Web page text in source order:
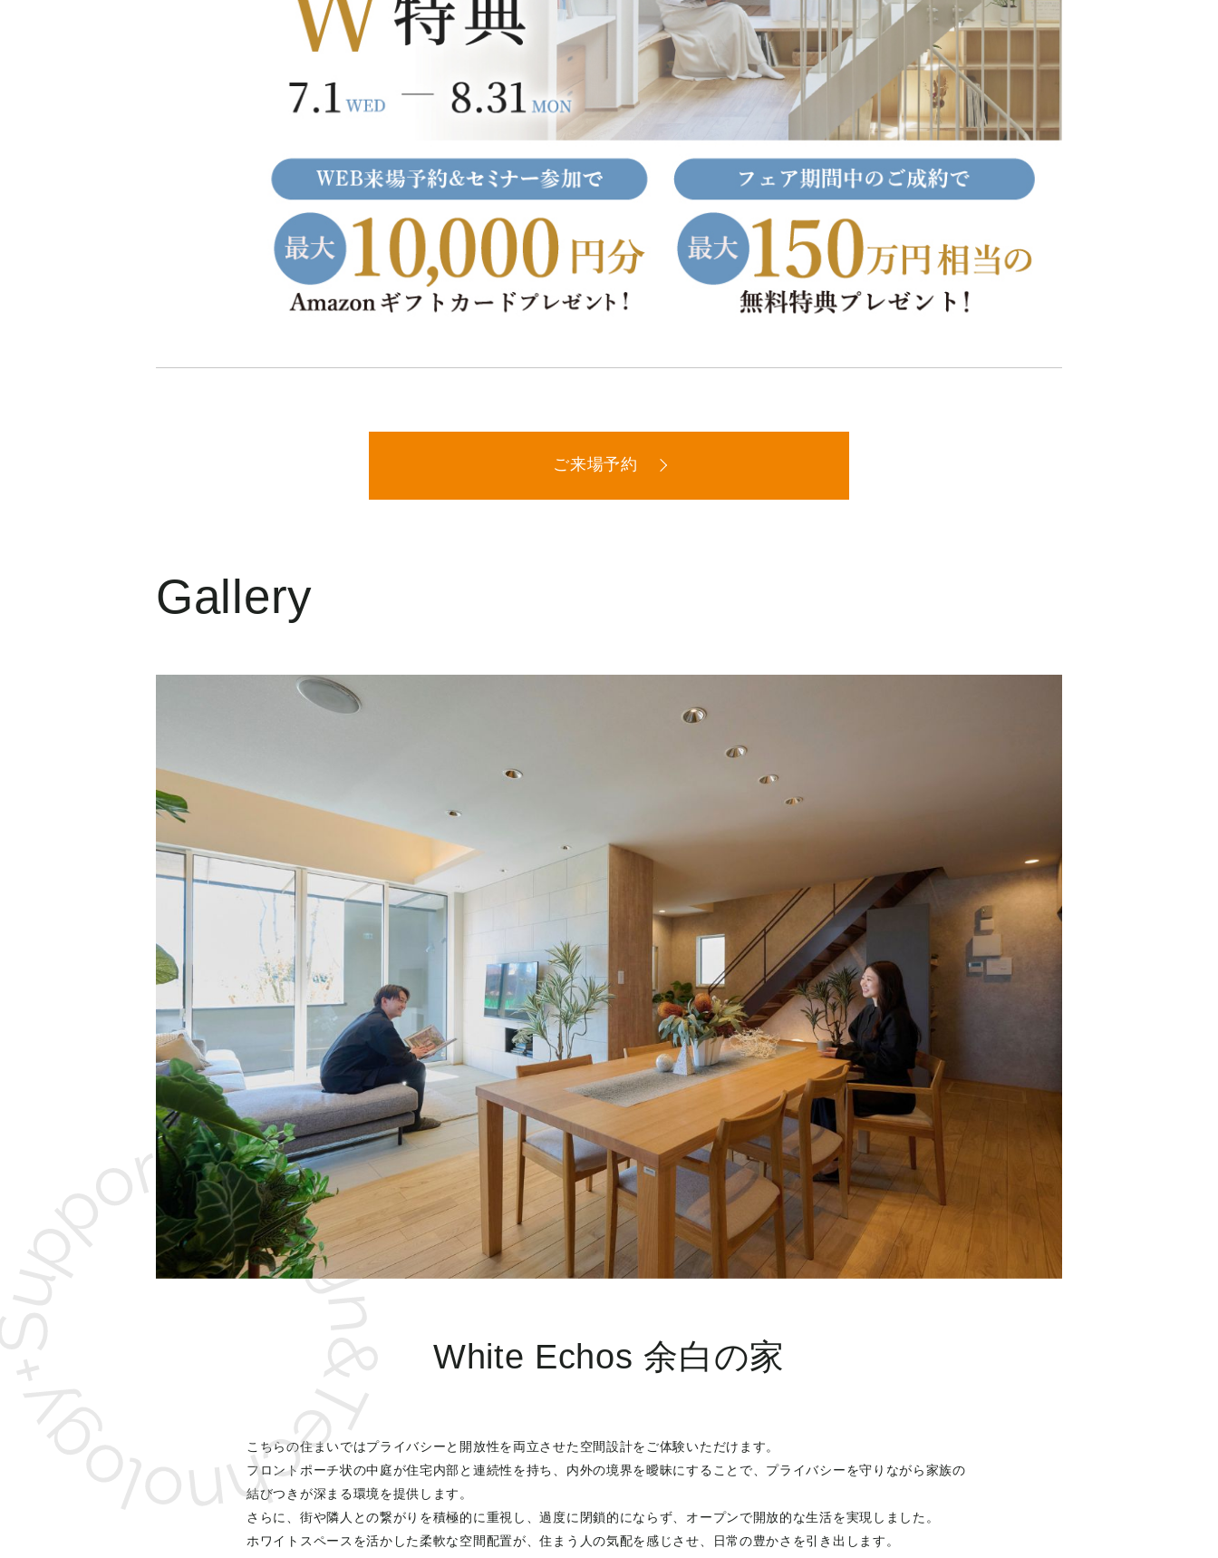
ご来場予約
Gallery
White Echos 余白の家
こちらの住まいではプライバシーと開放性を両立させた空間設計をご体験いただけます。
フロントポーチ状の中庭が住宅内部と連続性を持ち、内外の境界を曖昧にすることで、プライバシーを守りながら家族の
結びつきが深まる環境を提供します。
さらに、街や隣人との繋がりを積極的に重視し、過度に閉鎖的にならず、オープンで開放的な生活を実現しました。
ホワイトスペースを活かした柔軟な空間配置が、住まう人の気配を感じさせ、日常の豊かさを引き出します。